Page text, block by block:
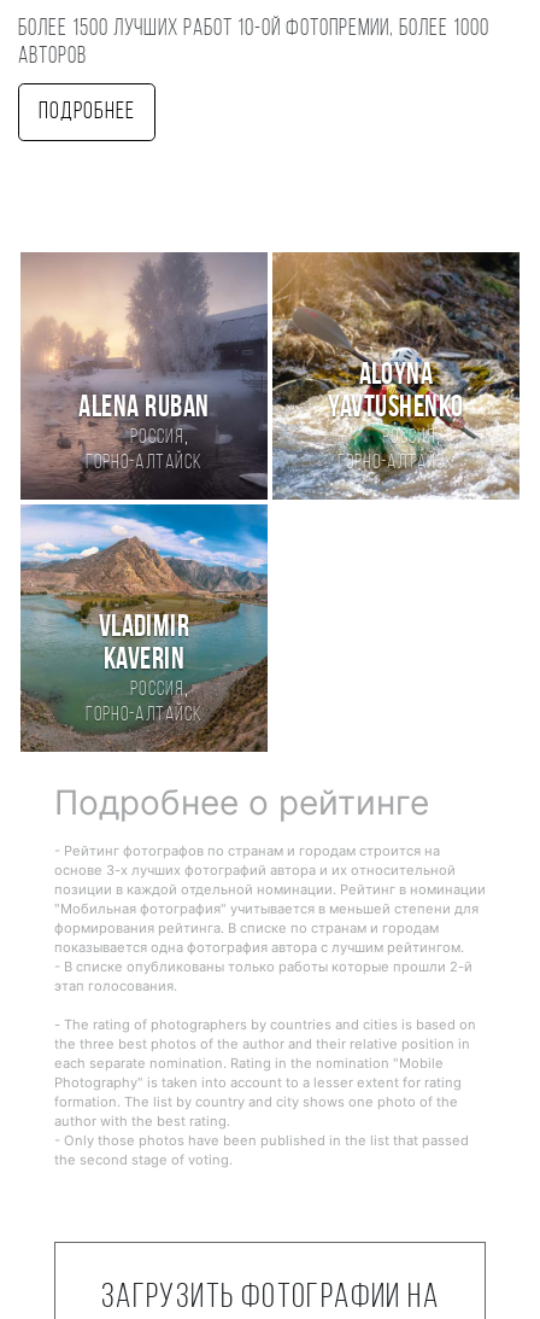
Более 1500 лучших работ 10-ой фотопремии, более 1000
авторов
Подробнее
АLENA RUBAN
Россия,
Горно-Алтайск
Aloyna
Yavtushenko
Россия,
Горно-Алтайск
Vladimir
Kaverin
Россия,
Горно-Алтайск
Подробнее о рейтинге
- Рейтинг фотографов по странам и городам строится на
основе 3-х лучших фотографий автора и их относительной
позиции в каждой отдельной номинации. Рейтинг в номинации
"Мобильная фотография" учитывается в меньшей степени для
формирования рейтинга. В списке по странам и городам
показывается одна фотография автора с лучшим рейтингом.
- В списке опубликованы только работы которые прошли 2-й
этап голосования.
- The rating of photographers by countries and cities is based on
the three best photos of the author and their relative position in
each separate nomination. Rating in the nomination "Mobile
Photography" is taken into account to a lesser extent for rating
formation. The list by country and city shows one photo of the
author with the best rating.
- Only those photos have been published in the list that passed
the second stage of voting.
Загрузить фотографии на